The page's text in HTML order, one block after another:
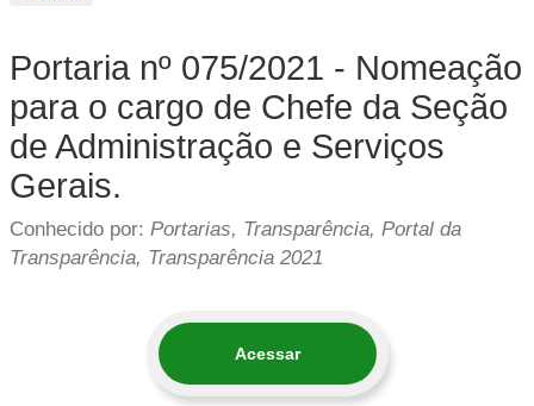
Portaria nº 075/2021 - Nomeação
para o cargo de Chefe da Seção
de Administração e Serviços
Gerais.
Conhecido por: Portarias, Transparência, Portal da
Transparência, Transparência 2021
Acessar